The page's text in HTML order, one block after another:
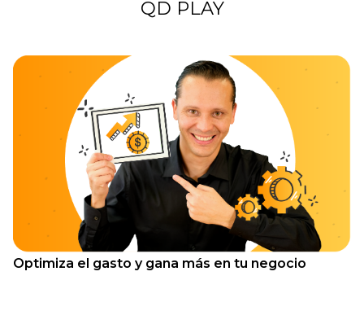
QD PLAY
Optimiza el gasto y gana más en tu negocio